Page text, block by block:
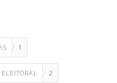
1
2